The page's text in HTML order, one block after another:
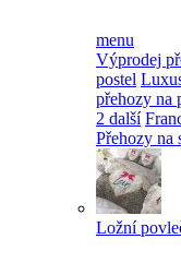
menu
Výprodej
postel
přehozy na
2 další
Přehozy na
Ložní